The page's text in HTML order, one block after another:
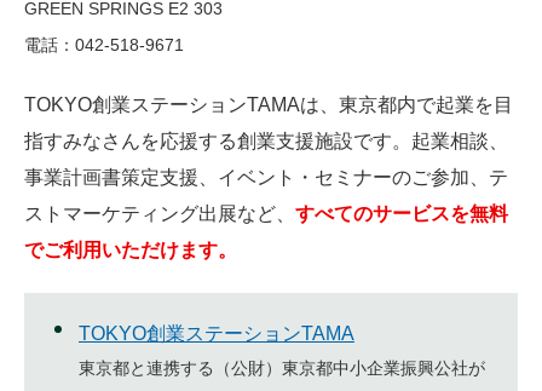
GREEN SPRINGS E2 303
電話：042-518-9671
TOKYO創業ステーションTAMAは、東京都内で起業を目
指すみなさんを応援する創業支援施設です。起業相談、
事業計画書策定支援、イベント・セミナーのご参加、テ
ストマーケティング出展など、 すべてのサービスを無料
でご利用いただけます。
TOKYO創業ステーションTAMA
東京都と連携する（公財）東京都中小企業振興公社が